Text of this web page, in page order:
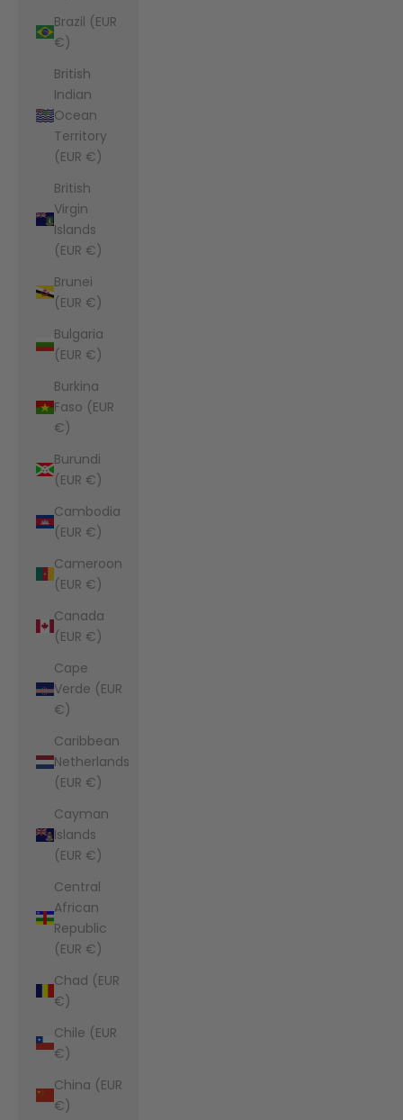
Brazil (EUR
€)
British
Indian
Ocean
Territory
(EUR €)
British
Virgin
Islands
(EUR €)
Brunei
(EUR €)
Bulgaria
(EUR €)
Burkina
Faso (EUR
€)
Burundi
(EUR €)
Cambodia
(EUR €)
Cameroon
(EUR €)
Canada
(EUR €)
Cape
Verde (EUR
€)
Caribbean
Netherlands
(EUR €)
Cayman
Islands
(EUR €)
Central
African
Republic
(EUR €)
Chad (EUR
€)
Chile (EUR
€)
China (EUR
€)